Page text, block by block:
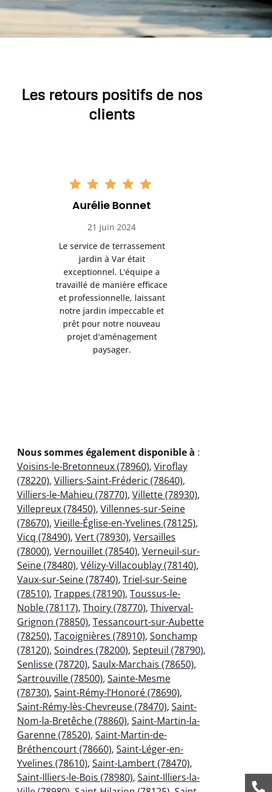
Les retours positifs de nos
clients
Aurélie Bonnet
21 juin 2024
Le service de terrassement
jardin à Var était
exceptionnel. L'équipe a
travaillé de manière efficace
et professionnelle, laissant
notre jardin impeccable et
prêt pour notre nouveau
projet d'aménagement
paysager.
Nous sommes également disponible à :
Voisins-le-Bretonneux (78960), Viroflay
(78220), Villiers-Saint-Fréderic (78640),
Villiers-le-Mahieu (78770), Villette (78930),
Villepreux (78450), Villennes-sur-Seine
(78670), Vieille-Église-en-Yvelines (78125),
Vicq (78490), Vert (78930), Versailles
(78000), Vernouillet (78540), Verneuil-sur-
Seine (78480), Vélizy-Villacoublay (78140),
Vaux-sur-Seine (78740), Triel-sur-Seine
(78510), Trappes (78190), Toussus-le-
Noble (78117), Thoiry (78770), Thiverval-
Grignon (78850), Tessancourt-sur-Aubette
(78250), Tacoignières (78910), Sonchamp
(78120), Soindres (78200), Septeuil (78790),
Senlisse (78720), Saulx-Marchais (78650),
Sartrouville (78500), Sainte-Mesme
(78730), Saint-Rémy-l’Honoré (78690),
Saint-Rémy-lès-Chevreuse (78470), Saint-
Nom-la-Bretêche (78860), Saint-Martin-la-
Garenne (78520), Saint-Martin-de-
Bréthencourt (78660), Saint-Léger-en-
Yvelines (78610), Saint-Lambert (78470),
Saint-Illiers-le-Bois (78980), Saint-Illiers-la-